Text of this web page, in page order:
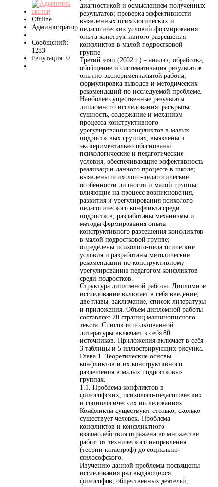
Offline
Администратор
Сообщений:
1283
Репутация: 0
диагностикой и осмыслением полученных
результатов; проверка эффективности
выявленных психологических и
педагогических условий формирования
опыта конструктивного разрешения
конфликтов в малой подростковой
группе.
Третий этап (2002 г.) – анализ, обработка,
обобщение и систематизация результатов
опытно-экспериментальной работы;
формулировка выводов и методических
рекомендаций по исследуемой проблеме.
Наиболее существенные результаты
дипломного исследования: раскрыты
сущность, содержание и механизм
процесса конструктивного
урегулирования конфликтов в малых
подростковых группах; выявлены и
экспериментально обоснованы
психологические и педагогические
условия, обеспечивающие эффективность
реализации данного процесса в школе;
выявлены психолого-педагогические
особенности личности и малой группы,
влияющие на процесс возникновения,
развития и урегулирования психолого-
педагогического конфликта среди
подростков; разработаны механизмы и
методы формирования опыта
конструктивного разрешения конфликтов
в малой подростковой группе;
определены психолого-педагогические
условия и разработаны методические
рекомендации по конструктивному
урегулированию педагогом конфликтов
среди подростков.
Структура дипломной работы. Дипломное
исследование включает в себя введение,
две главы, заключение, список литературы
и приложения. Объем дипломной работы
составляет 70 страниц машинописного
текста. Список использованной
литературы включает в себя 80
источников. Приложения включает в себя
3 таблицы и 5 иллюстрирующих рисунка.
Глава 1. Теоретические основы
конфликтов и их конструктивного
разрешения в малых подростковых
группах.
1.1. Проблема конфликтов в
философских, психолого-педагогических
и социологических исследованиях.
Конфликты существуют столько, сколько
существует человек. Проблема
конфликтов и конфликтного
взаимодействия отражена во множестве
работ: от технического направления
(теории катастроф) до социально-
философского.
Изучению данной проблемы посвящены
исследования ряд выдающихся
философов, общественных деятелей,